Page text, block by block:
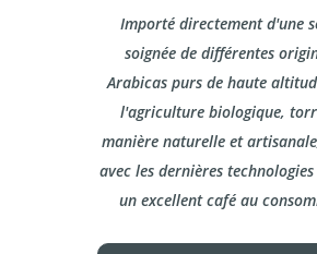
Importé directement d'une
soignée de différentes
Arabicas purs de haute
l'agriculture biologique,
manière naturelle et
avec les dernières
un excellent café au